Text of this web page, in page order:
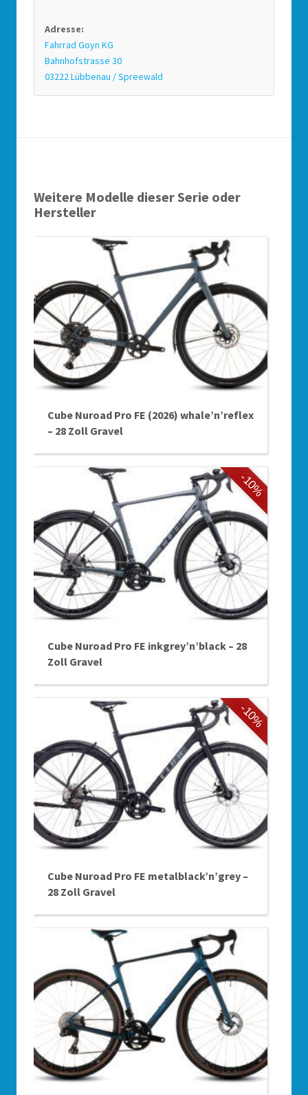
Adresse:
Fahrrad Goyn KG
Bahnhofstrasse 30
03222 Lübbenau / Spreewald
Weitere Modelle dieser Serie oder
Hersteller
Cube Nuroad Pro FE (2026) whale’n’reflex
– 28 Zoll Gravel
-10%
Cube Nuroad Pro FE inkgrey’n’black – 28
Zoll Gravel
-10%
Cube Nuroad Pro FE metalblack’n’grey –
28 Zoll Gravel